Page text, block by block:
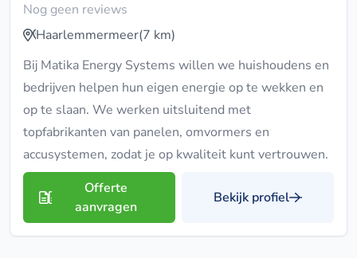
Nog geen reviews
Haarlemmermeer(7 km)
Bij Matika Energy Systems willen we huishoudens en
bedrijven helpen hun eigen energie op te wekken en
op te slaan. We werken uitsluitend met
topfabrikanten van panelen, omvormers en
accusystemen, zodat je op kwaliteit kunt vertrouwen.
Offerte
aanvragen
Bekijk profiel